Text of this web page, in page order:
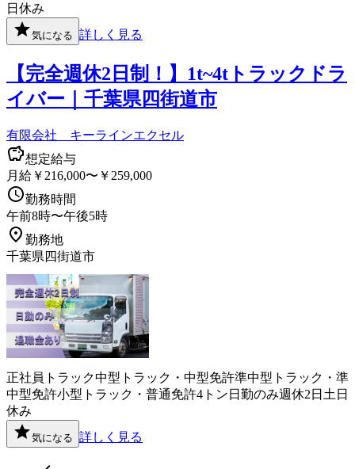
日休み
気になる 詳しく見る
【完全週休2日制！】1t~4tトラックドラ
イバー｜千葉県四街道市
有限会社 キーラインエクセル
想定給与
月給￥216,000〜￥259,000
勤務時間
午前8時〜午後5時
勤務地
千葉県四街道市
正社員 トラック中型トラック・中型免許準中型トラック・準
中型免許小型トラック・普通免許4トン 日勤のみ週休2日 土日
休み
気になる 詳しく見る